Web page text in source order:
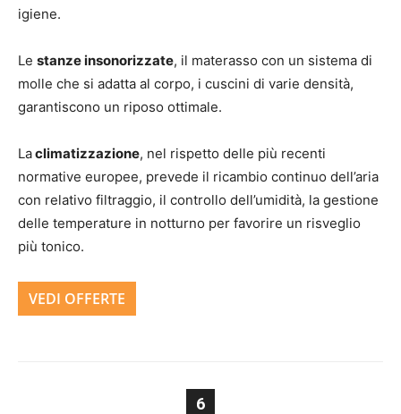
igiene.
Le stanze insonorizzate, il materasso con un sistema di
molle che si adatta al corpo, i cuscini di varie densità,
garantiscono un riposo ottimale.
Laclimatizzazione, nel rispetto delle più recenti
normative europee, prevede il ricambio continuo dell’aria
con relativo filtraggio, il controllo dell’umidità, la gestione
delle temperature in notturno per favorire un risveglio
più tonico.
VEDI OFFERTE
6